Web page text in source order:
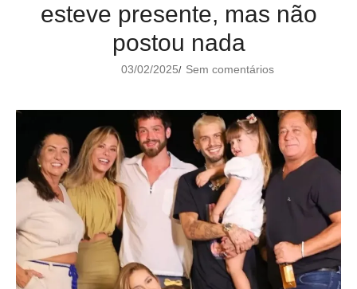
esteve presente, mas não
postou nada
03/02/2025/ Sem comentários